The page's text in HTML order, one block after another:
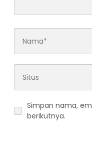
Simpan nama,
berikutnya.